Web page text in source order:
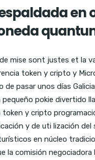
en
mise sont justes et la
token y cripto y
de pasar unos días
pequeño pokie divertido
token y cripto
y de uti lización del
en núcleo
la comisión negociadora